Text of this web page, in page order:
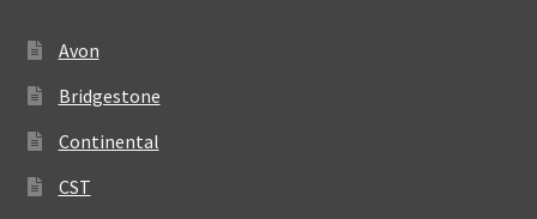
Avon
Bridgestone
Continental
CST